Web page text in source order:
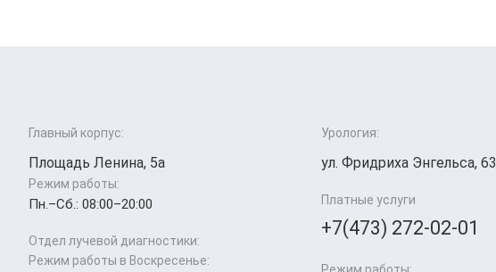
Главный корпус:
Площадь Ленина, 5а
Режим работы:
Пн.–Cб.: 08:00–20:00
Отдел лучевой диагностики:
Режим работы в Воскресенье:
Урология:
ул. Фридриха Энгельса, 63
Платные услуги
+7(473) 272-02-01